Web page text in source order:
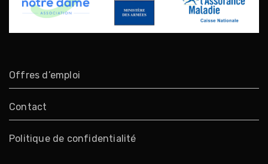
Offres d’emploi
Contact
Politique de confidentialité